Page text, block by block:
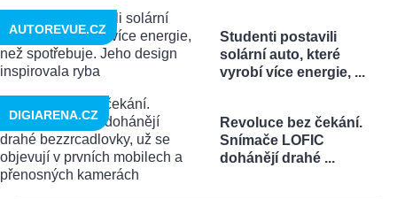
Studenti postavili
solární auto, které
vyrobí více energie, ...
AUTOREVUE.CZ
Revoluce bez čekání.
Snímače LOFIC
dohánějí drahé ...
DIGIARENA.CZ